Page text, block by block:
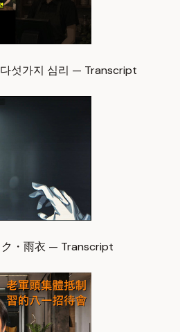
섯가지 심리 — Transcript
・雨衣 — Transcript